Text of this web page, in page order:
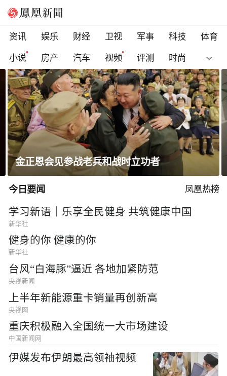
资讯 娱乐 财经 卫视 军事 科技
体育
小说
房产 汽车 视频 评测 时尚
高圆圆晒出游随拍笑容明媚状态松弛
今日要闻 凤凰热榜
学习新语｜乐享全民健身 共筑健康中国
新华社
健身的你 健康的你
新华社
台风“白海豚”逼近 各地加紧防范
央视新闻
上半年新能源重卡销量再创新高
央视网
重庆积极融入全国统一大市场建设
中国新闻网
伊媒发布伊朗最高领袖视频